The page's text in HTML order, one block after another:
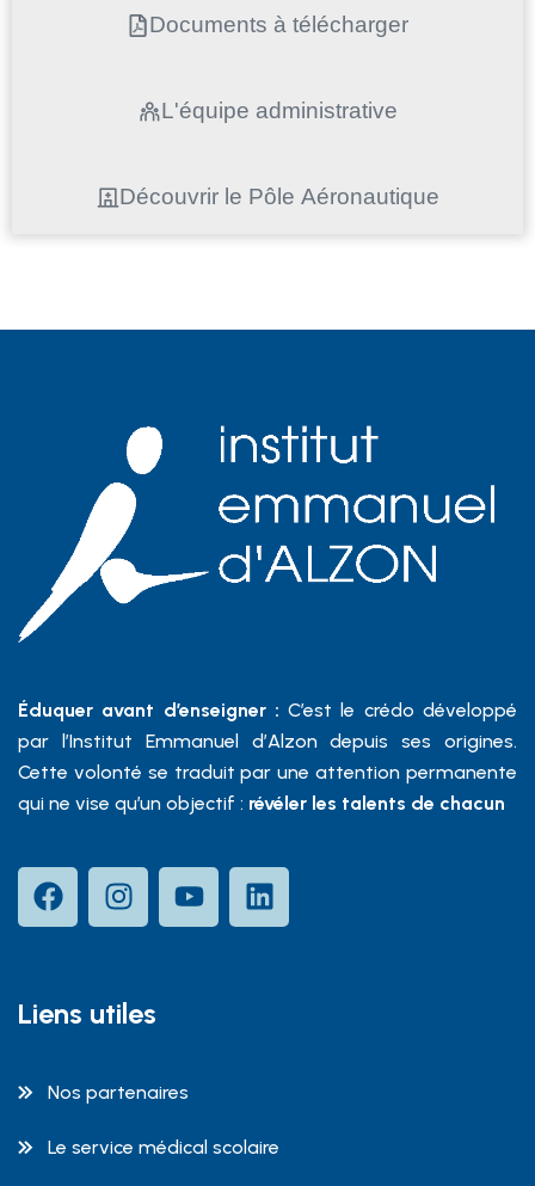
Documents à télécharger
L'équipe administrative
Découvrir le Pôle Aéronautique
Éduquer avant d’enseigner : C’est le crédo développé
par l’Institut Emmanuel d’Alzon depuis ses origines.
Cette volonté se traduit par une attention permanente
qui ne vise qu’un objectif : révéler les talents de chacun
Liens utiles
Nos partenaires
Le service médical scolaire